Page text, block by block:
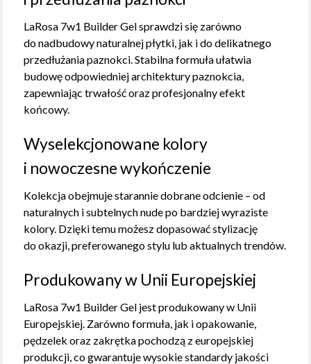
LaRosa 7w1 Builder Gel sprawdzi się zarówno
do nadbudowy naturalnej płytki, jak i do delikatnego
przedłużania paznokci. Stabilna formuła ułatwia
budowę odpowiedniej architektury paznokcia,
zapewniając trwałość oraz profesjonalny efekt
końcowy.
Wyselekcjonowane kolory
i nowoczesne wykończenie
Kolekcja obejmuje starannie dobrane odcienie – od
naturalnych i subtelnych nude po bardziej wyraziste
kolory. Dzięki temu możesz dopasować stylizację
do okazji, preferowanego stylu lub aktualnych trendów.
Produkowany w Unii Europejskiej
LaRosa 7w1 Builder Gel jest produkowany w Unii
Europejskiej. Zarówno formuła, jak i opakowanie,
pędzelek oraz zakrętka pochodzą z europejskiej
produkcji, co gwarantuje wysokie standardy jakości